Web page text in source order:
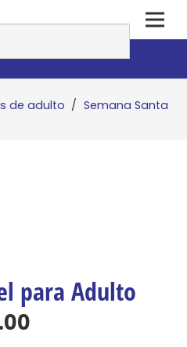
de adulto / Semana Santa
para Adulto